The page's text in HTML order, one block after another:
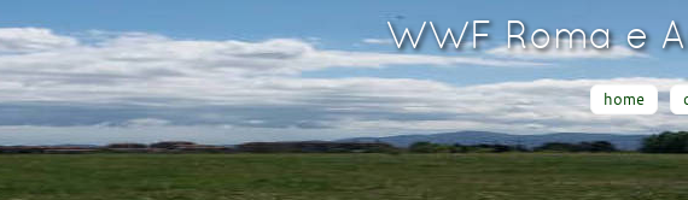
WWF Roma e
home